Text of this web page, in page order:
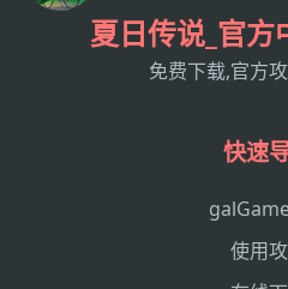
夏日传说_官方
免费下载,官方
快速
使用